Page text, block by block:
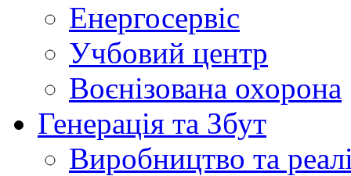
Енергосервіс
Учбовий центр
Воєнізована охорона
Генерація та Збут
Виробництво та